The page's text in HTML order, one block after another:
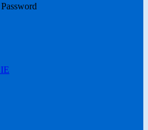
Password